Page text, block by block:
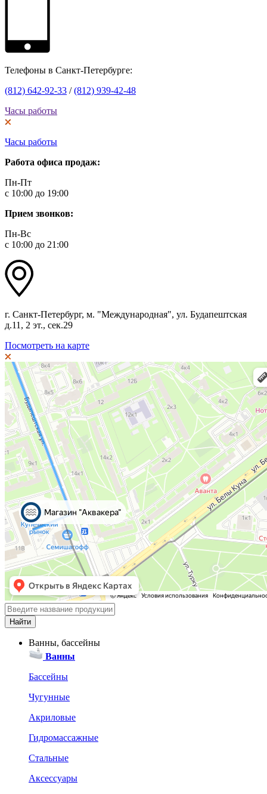
Телефоны в Санкт-Петербурге:
(812) 642-92-33 /(812) 939-42-48
Часы работы
Часы работы
Работа офиса продаж:
Пн-Пт
с 10:00 до 19:00
Прием звонков:
Пн-Вс
с 10:00 до 21:00
г. Санкт-Петербург, м. "Международная", ул. Будапештская
д.11, 2 эт., сек.29
Посмотреть на карте
Ванны, бассейны
Ванны
Бассейны
Чугунные
Акриловые
Гидромассажные
Стальные
Аксессуары